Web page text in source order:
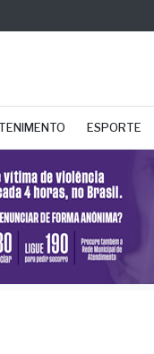
ESPORTE